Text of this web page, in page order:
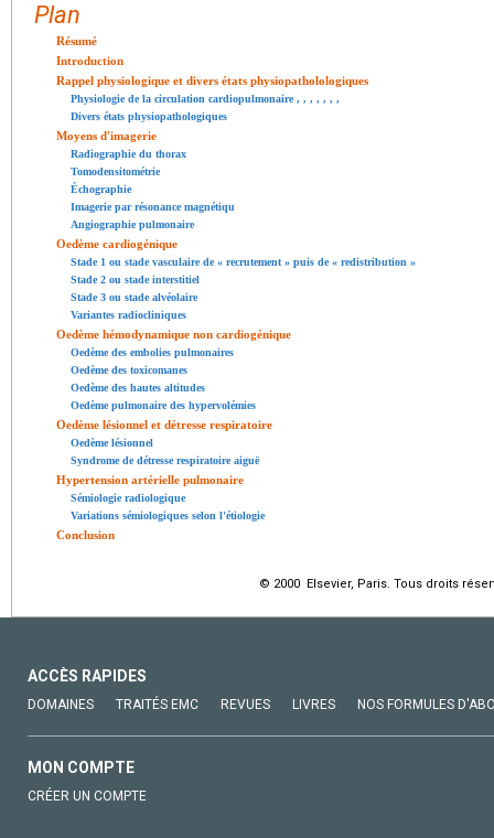
Plan
Résumé
Introduction
Rappel physiologique et divers états physiopatholologiques
Physiologie de la circulation cardiopulmonaire, , , , , , ,
Divers états physiopathologiques
Moyens d'imagerie
Radiographie du thorax
Tomodensitométrie
Échographie
Imagerie par résonance magnétiqu
Angiographie pulmonaire
Oedème cardiogénique
Stade 1 ou stade vasculaire de « recrutement » puis de « redistribution »
Stade 2 ou stade interstitiel
Stade 3 ou stade alvéolaire
Variantes radiocliniques
Oedème hémodynamique non cardiogénique
Oedème des embolies pulmonaires
Oedème des toxicomanes
Oedème des hautes altitudes
Oedème pulmonaire des hypervolémies
Oedème lésionnel et détresse respiratoire
Oedème lésionnel
Syndrome de détresse respiratoire aiguë
Hypertension artérielle pulmonaire
Sémiologie radiologique
Variations sémiologiques selon l'étiologie
Conclusion
© 2000 Elsevier, Paris. Tous droits
ACCÈS RAPIDES
DOMAINES TRAITÉS EMC REVUES LIVRES NOS FORMULES
MON COMPTE
CRÉER UN COMPTE